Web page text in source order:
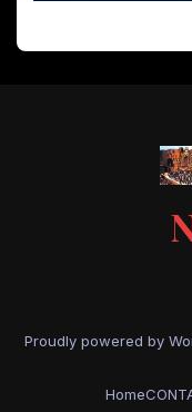
Proudly powered by
Home